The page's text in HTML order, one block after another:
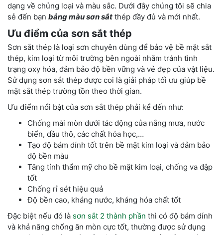
dạng về chủng loại và màu sắc. Dưới đây chúng tôi sẽ chia
sẻ đến bạn bảng màu sơn sắt thép đầy đủ và mới nhất.
Ưu điểm của sơn sắt thép
Sơn sắt thép là loại sơn chuyên dùng để bảo vệ bề mặt sắt
thép, kim loại từ môi trường bên ngoài nhằm tránh tình
trạng oxy hóa, đảm bảo độ bền vững và vẻ đẹp của vật liệu.
Sử dụng sơn sắt thép được coi là giải pháp tối ưu giúp bề
mặt sắt thép trường tồn theo thời gian.
Ưu điểm nổi bật của sơn sắt thép phải kể đến như:
Chống mài mòn dưới tác động của nắng mưa, nước
biển, dầu thô, các chất hóa học,…
Tạo độ bám dính tốt trên bề mặt kim loại và đảm bảo
độ bền màu
Tăng tính thẩm mỹ cho bề mặt kim loại, chống va đập
tốt
Chống rỉ sét hiệu quả
Độ bền cao, kháng nước, kháng hóa chất tốt
Đặc biệt nếu đó là sơn sắt 2 thành phần thì có độ bám dính
và khả năng chống ăn mòn cực tốt, thường được sử dụng